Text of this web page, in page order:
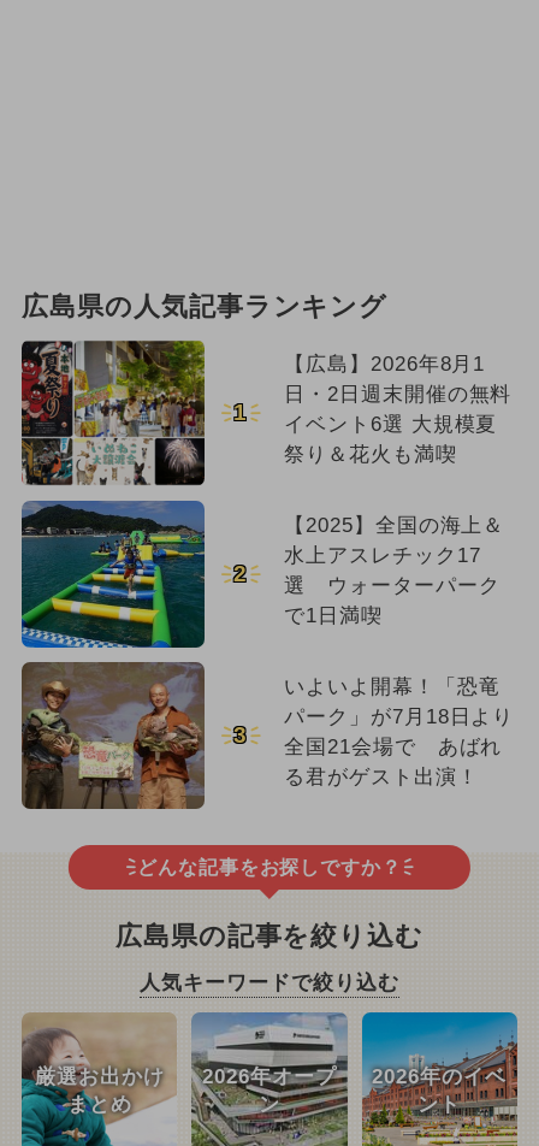
広島県の人気記事ランキング
1
【広島】2026年8月1
日・2日週末開催の無料
イベント6選 大規模夏
祭り＆花火も満喫
2
【2025】全国の海上＆
水上アスレチック17
選 ウォーターパーク
で1日満喫
3
いよいよ開幕！「恐竜
パーク」が7月18日より
全国21会場で あばれ
る君がゲスト出演！
どんな記事をお探しですか？
広島県の記事を絞り込む
人気キーワードで絞り込む
厳選お出かけ
まとめ
2026年オープ
ン
2026年のイベ
ント